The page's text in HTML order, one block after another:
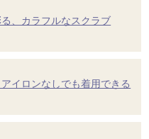
、カラフルなスクラブ
イロンなしでも着用できる